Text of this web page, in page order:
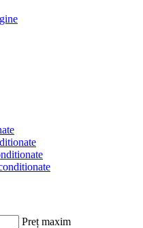
Preț maxim